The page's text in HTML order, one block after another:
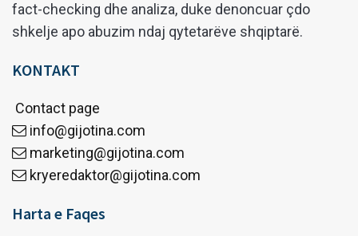
fact-checking dhe analiza, duke denoncuar çdo
shkelje apo abuzim ndaj qytetarëve shqiptarë.
KONTAKT
Contact page
info@gijotina.com
marketing@gijotina.com
kryeredaktor@gijotina.com
Harta e Faqes